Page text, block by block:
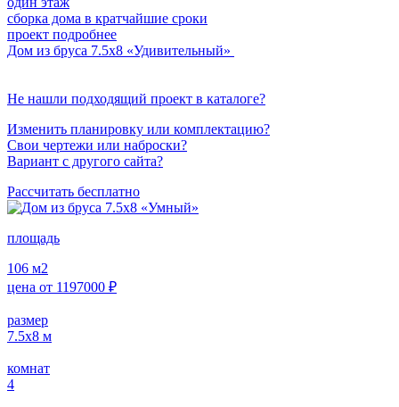
сборка дома в кратчайшие сроки
проект подробнее
Дом из бруса 7.5х8 «Удивительный»
Не нашли подходящий проект в каталоге?
Изменить планировку или комплектацию?
Свои чертежи или наброски?
Вариант с другого сайта?
Рассчитать бесплатно
площадь
106 м2
цена от 1197000 ₽
размер
7.5х8 м
комнат
4